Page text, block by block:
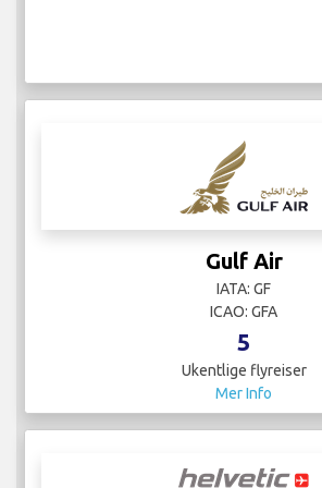
Gulf Air
IATA: GF
ICAO: GFA
5
Ukentlige flyreiser
Mer Info